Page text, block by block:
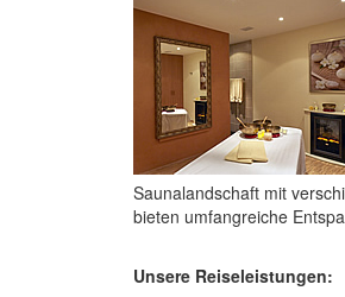
Saunalandschaft mit
bieten umfangreiche
Unsere Reiseleistungen: